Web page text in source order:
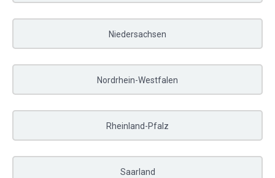
Niedersachsen
Nordrhein-Westfalen
Rheinland-Pfalz
Saarland